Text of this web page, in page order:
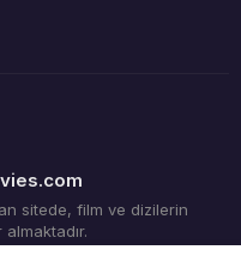
sitede, film ve dizilerin